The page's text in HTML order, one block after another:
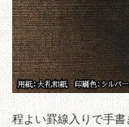
程よい罫線入りで手